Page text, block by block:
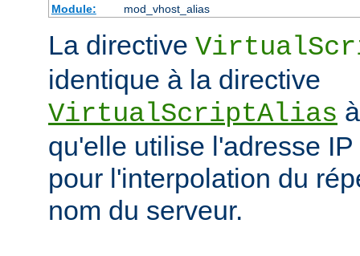
Module:
mod_vhost_alias
La directive
identique à la directive
VirtualScriptAlias
qu'elle utilise l'adresse
pour l'interpolation du
nom du serveur.